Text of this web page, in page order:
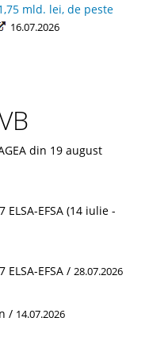
mld. lei, de peste
16.07.2026
din 19 august
EFSA (14 iulie -
EFSA / 28.07.2026
/ 14.07.2026